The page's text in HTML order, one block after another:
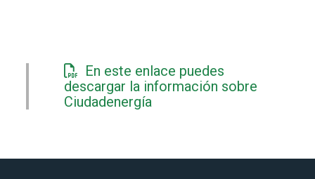
En este enlace puedes
descargar la información sobre
Ciudadenergía